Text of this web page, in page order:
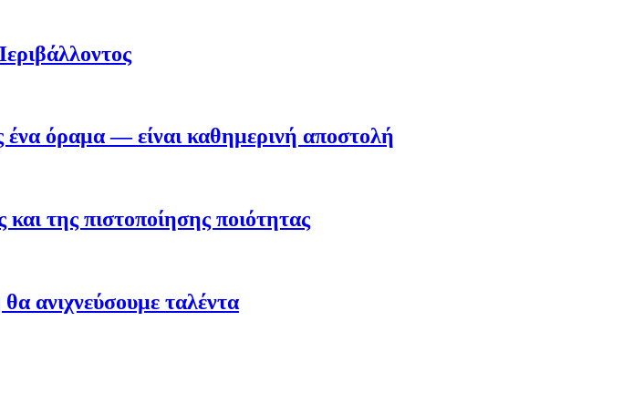
όραμα — είναι καθημερινή αποστολή
της πιστοποίησης ποιότητας
ανιχνεύσουμε ταλέντα